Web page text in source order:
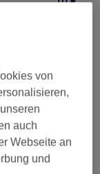
– 18:00
–18:00
10:00–18:00
–18:00
–16:00
von
auch
Webseite an
und